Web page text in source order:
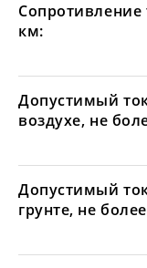
км:
Допустимый
воздухе, не
Допустимый
грунте, не